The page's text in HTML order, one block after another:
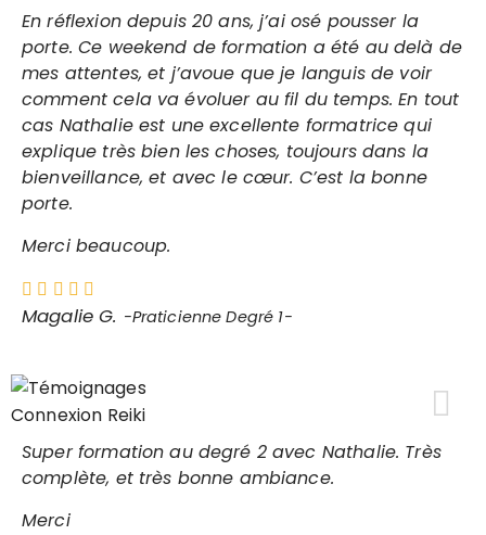
En réflexion depuis 20 ans, j’ai osé pousser la
porte. Ce weekend de formation a été au delà de
mes attentes, et j’avoue que je languis de voir
comment cela va évoluer au fil du temps. En tout
cas Nathalie est une excellente formatrice qui
explique très bien les choses, toujours dans la
bienveillance, et avec le cœur. C’est la bonne
porte.
Merci beaucoup.
Magalie G. -Praticienne Degré 1-
Super formation au degré 2 avec Nathalie. Très
complète, et très bonne ambiance.
Merci